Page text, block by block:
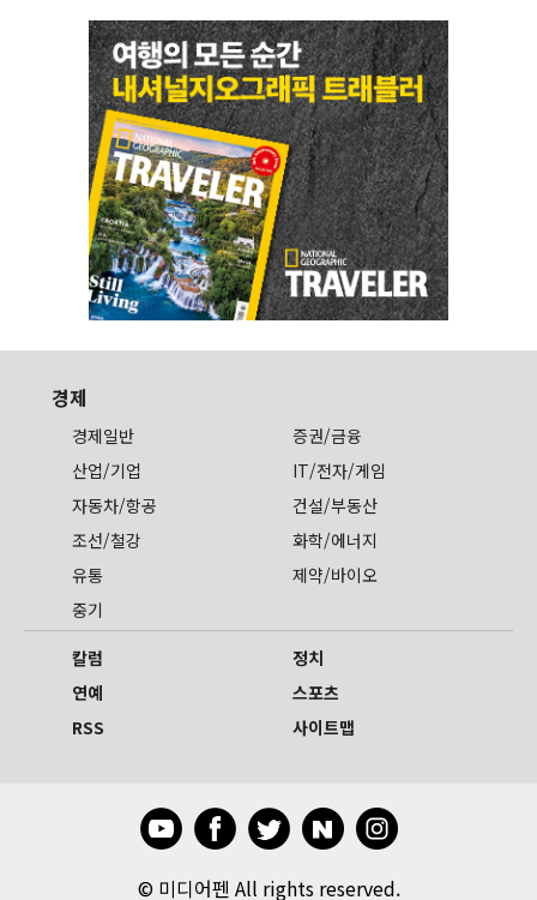
경제
경제일반
증권/금융
산업/기업
IT/전자/게임
자동차/항공
건설/부동산
조선/철강
화학/에너지
유통
제약/바이오
중기
칼럼
정치
연예
스포츠
RSS
사이트맵
© 미디어펜 All rights reserved.